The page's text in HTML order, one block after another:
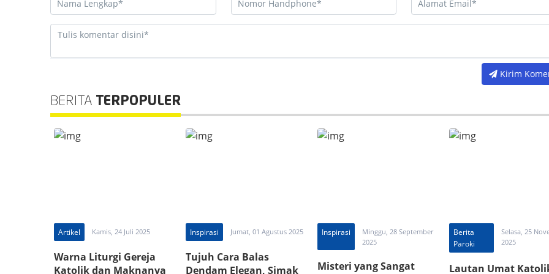
Kirim
BERITA TERPOPULER
Artikel Kamis, 24 Juli 2025
Warna Liturgi Gereja
Katolik dan Maknanya
Inspirasi Jumat, 01 Agustus 2025
Tujuh Cara Balas
Dendam Elegan, Simak
Inspirasi
Minggu, 28 September
2025
Misteri yang Sangat
Berita
Paroki
Selasa, 25
2025
Lautan Umat